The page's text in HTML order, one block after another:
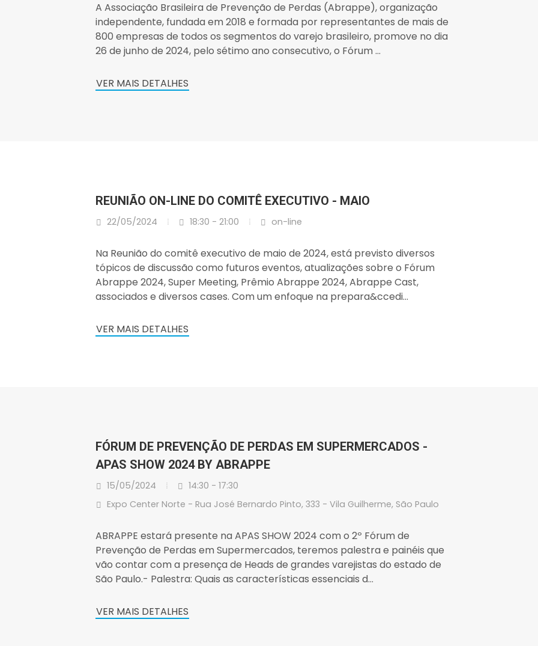
A Associação Brasileira de Prevenção de Perdas (Abrappe), organização
independente, fundada em 2018 e formada por representantes de mais de
800 empresas de todos os segmentos do varejo brasileiro, promove no dia
26 de junho de 2024, pelo sétimo ano consecutivo, o Fórum ...
VER MAIS DETALHES
REUNIÃO ON-LINE DO COMITÊ EXECUTIVO - MAIO
22/05/2024 18:30 - 21:00 on-line
Na Reunião do comitê executivo de maio de 2024, está previsto diversos
tópicos de discussão como futuros eventos, atualizações sobre o Fórum
Abrappe 2024, Super Meeting, Prêmio Abrappe 2024, Abrappe Cast,
associados e diversos cases. Com um enfoque na prepara&ccedi...
VER MAIS DETALHES
FÓRUM DE PREVENÇÃO DE PERDAS EM SUPERMERCADOS -
APAS SHOW 2024 BY ABRAPPE
15/05/2024
14:30 - 17:30
Expo Center Norte - Rua José Bernardo Pinto, 333 - Vila Guilherme, São Paulo
ABRAPPE estará presente na APAS SHOW 2024 com o 2º Fórum de
Prevenção de Perdas em Supermercados, teremos palestra e painéis que
vão contar com a presença de Heads de grandes varejistas do estado de
São Paulo.- Palestra: Quais as características essenciais d...
VER MAIS DETALHES